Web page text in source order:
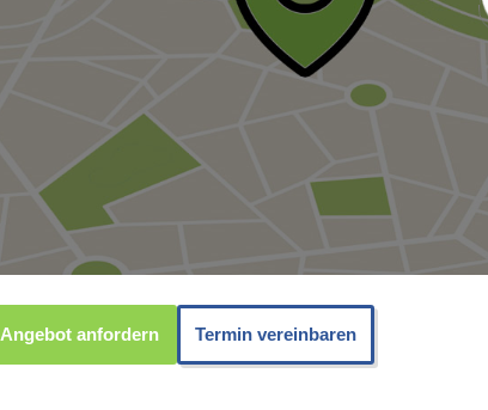
Angebot anfordern Termin vereinbaren